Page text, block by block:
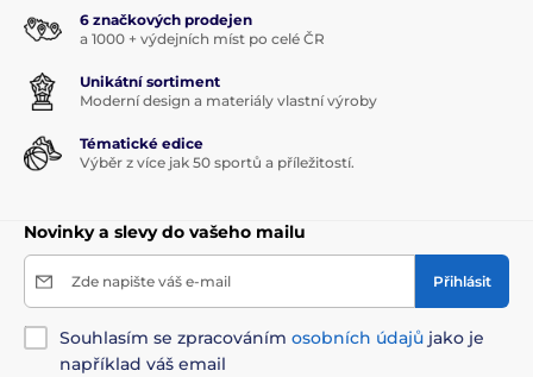
6 značkových prodejen
a 1000 + výdejních míst po celé ČR
Unikátní sortiment
Moderní design a materiály vlastní výroby
Tématické edice
Výběr z více jak 50 sportů a příležitostí.
Novinky a slevy do vašeho mailu
Zde napište váš e-mail Přihlásit
Souhlasím se zpracováním osobních údajů jako je
například váš email